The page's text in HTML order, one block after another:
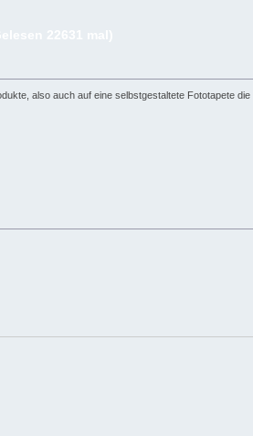
also auch auf eine selbstgestaltete Fototapete